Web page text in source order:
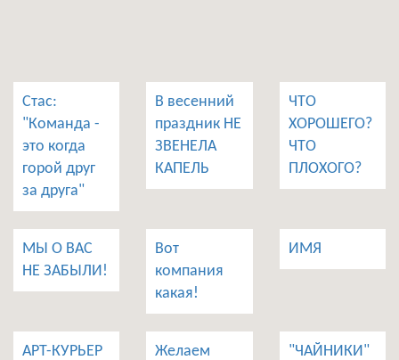
Стас:
"Команда -
это когда
горой друг
за друга"
В весенний
праздник НЕ
ЗВЕНЕЛА
КАПЕЛЬ
ЧТО
ХОРОШЕГО?
ЧТО
ПЛОХОГО?
МЫ О ВАС
НЕ ЗАБЫЛИ!
Вот
компания
какая!
ИМЯ
АРТ-КУРЬЕР
Желаем
"ЧАЙНИКИ"